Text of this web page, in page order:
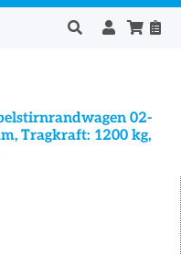
02-
Tragkraft: 1200 kg,